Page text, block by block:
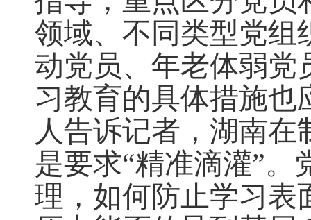
领域、不同类型党组
动党员、年老体弱党
习教育的具体措施也
人告诉记者，湖南在
是要求“精准滴灌”
理，如何防止学习表